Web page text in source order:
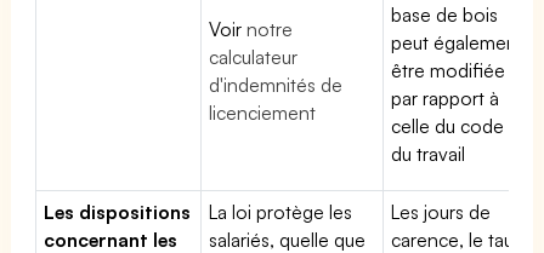
Voirnotre
calculateur
d'indemnités de
licenciement
base de bois
peut également
être modifiée
par rapport à
celle du code
du travail
Les dispositions
concernant les
La loi protège les
salariés, quelle que
Les jours de
carence, le taux